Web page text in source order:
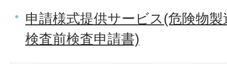
申請様式提供サービス(危険物
検査前検査申請書)